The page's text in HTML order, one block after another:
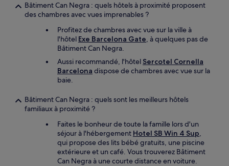
Bâtiment Can Negra : quels hôtels à proximité proposent
des chambres avec vues imprenables ?
Profitez de chambres avec vue sur la ville à
l'hôtel Exe Barcelona Gate, à quelques pas de
Bâtiment Can Negra.
Aussi recommandé, l'hôtel Sercotel Cornella
Barcelona dispose de chambres avec vue sur la
baie.
Bâtiment Can Negra : quels sont les meilleurs hôtels
familiaux à proximité ?
Faites le bonheur de toute la famille lors d'un
séjour à l'hébergement Hotel SB Win 4 Sup,
qui propose des lits bébé gratuits, une piscine
extérieure et un café. Vous trouverez Bâtiment
Can Negra à une courte distance en voiture.